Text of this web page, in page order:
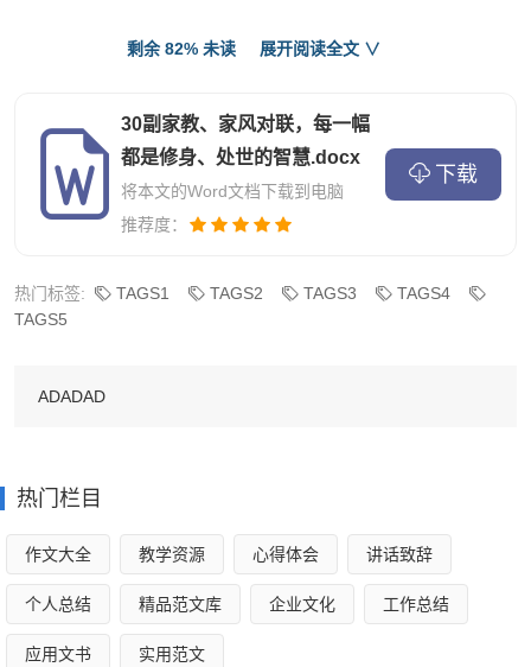
出自明末清初朱柏庐所著《朱子家训》，强调人要懂得
不敬先生，天诛地灭；
07.
清代诗人蒋心余撰写的教子联，他将这幅对联挂在祖宗
牌位两旁，要子孙永远记住。
剩余 82% 未读 展开阅读全文 ∨
30副家教、家风对联，每一幅
都是修身、处世的智慧.docx
将本文的Word文档下载到电脑
推荐度：
下载
热门标签: TAGS1 TAGS2 TAGS3
TAGS4
TAGS5
ADADAD
热门栏目
作文大全 教学资源 心得体会 讲话致辞
个人总结 精品范文库 企业文化 工作总结
应用文书 实用范文